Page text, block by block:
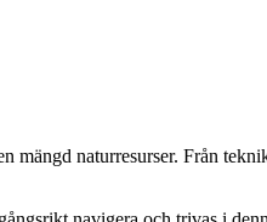
mängd naturresurser. Från